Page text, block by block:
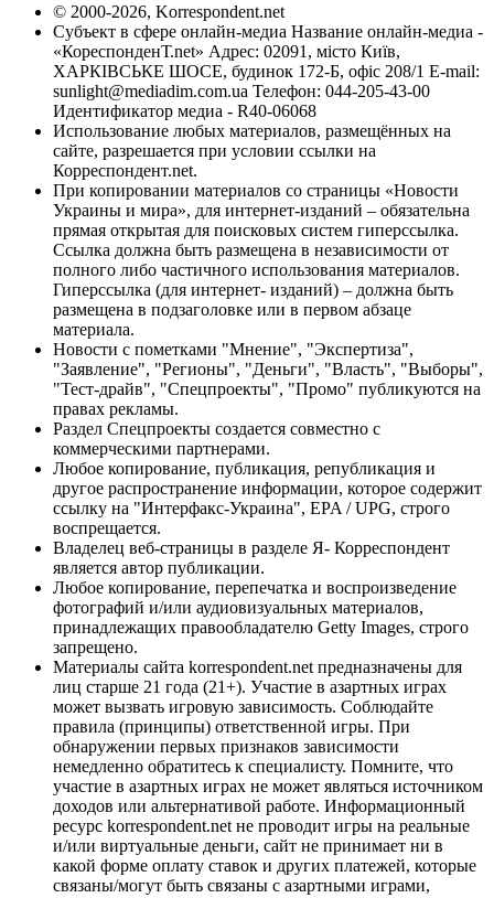
© 2000-2026, Korrespondent.net
Субъект в сфере онлайн-медиа Название онлайн-медиа -
«КореспонденТ.net» Адрес: 02091, місто Київ,
ХАРКІВСЬКЕ ШОСЕ, будинок 172-Б, офіс 208/1 E-mail:
sunlight@mediadim.com.ua Телефон: 044-205-43-00
Идентификатор медиа - R40-06068
Использование любых материалов, размещённых на
сайте, разрешается при условии ссылки на
Корреспондент.net.
При копировании материалов со страницы «Новости
Украины и мира», для интернет-изданий – обязательна
прямая открытая для поисковых систем гиперссылка.
Ссылка должна быть размещена в независимости от
полного либо частичного использования материалов.
Гиперссылка (для интернет- изданий) – должна быть
размещена в подзаголовке или в первом абзаце
материала.
Новости с пометками "Мнение", "Экспертиза",
"Заявление", "Регионы", "Деньги", "Власть", "Выборы",
"Тест-драйв", "Спецпроекты", "Промо" публикуются на
правах рекламы.
Раздел Спецпроекты создается совместно с
коммерческими партнерами.
Любое копирование, публикация, републикация и
другое распространение информации, которое содержит
ссылку на "Интерфакс-Украина", EPA / UPG, строго
воспрещается.
Владелец веб-страницы в разделе Я- Корреспондент
является автор публикации.
Любое копирование, перепечатка и воспроизведение
фотографий и/или аудиовизуальных материалов,
принадлежащих правообладателю Getty Images, строго
запрещено.
Материалы сайта korrespondent.net предназначены для
лиц старше 21 года (21+). Участие в азартных играх
может вызвать игровую зависимость. Соблюдайте
правила (принципы) ответственной игры. При
обнаружении первых признаков зависимости
немедленно обратитесь к специалисту. Помните, что
участие в азартных играх не может являться источником
доходов или альтернативой работе. Информационный
ресурс korrespondent.net не проводит игры на реальные
и/или виртуальные деньги, сайт не принимает ни в
какой форме оплату ставок и других платежей, которые
связаны/могут быть связаны с азартными играми,